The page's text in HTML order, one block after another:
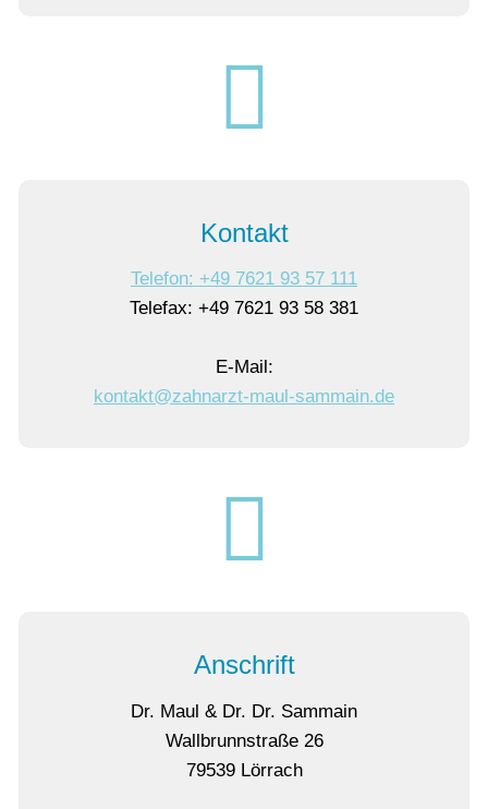
Kontakt
Telefon: +49 7621 93 57 111
Telefax: +49 7621 93 58 381
E-Mail:
k nt kt z hn rzt-m l-s mm n d
Anschrift
Dr. Maul & Dr. Dr. Sammain
Wallbrunnstraße 26
79539 Lörrach